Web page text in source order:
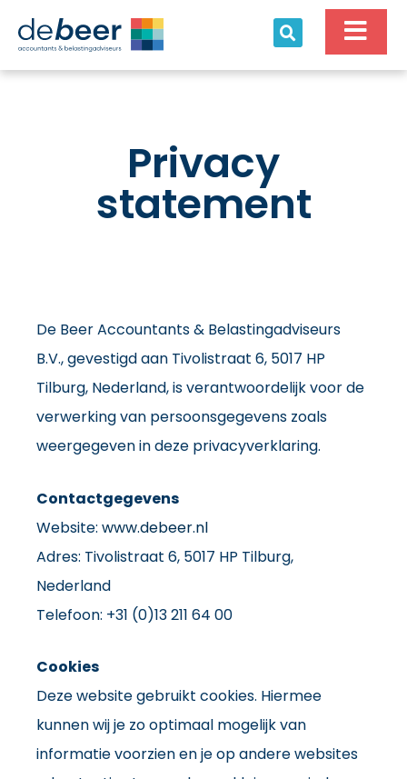
naar
inhoud
Privacy
statement
De Beer Accountants & Belastingadviseurs
B.V., gevestigd aan Tivolistraat 6, 5017 HP
Tilburg, Nederland, is verantwoordelijk voor de
verwerking van persoonsgegevens zoals
weergegeven in deze privacyverklaring.
Contactgegevens
Website: www.debeer.nl
Adres: Tivolistraat 6, 5017 HP Tilburg,
Nederland
Telefoon: +31 (0)13 211 64 00
Cookies
Deze website gebruikt cookies. Hiermee
kunnen wij je zo optimaal mogelijk van
informatie voorzien en je op andere websites